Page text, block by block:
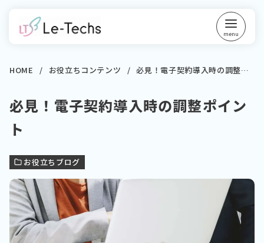
HOME お役立ちコンテンツ 必見！電子契約導入時の調整ポイント
必見！電子契約導入時の調整ポイン
ト
お役立ちブログ